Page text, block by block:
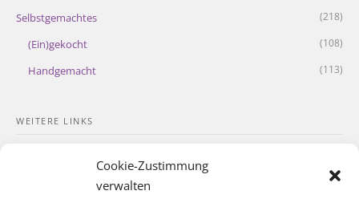
Cookie-Zustimmung
verwalten
Selbstgemachtes (218)
(Ein)gekocht (108)
Handgemacht (113)
WEITERE LINKS